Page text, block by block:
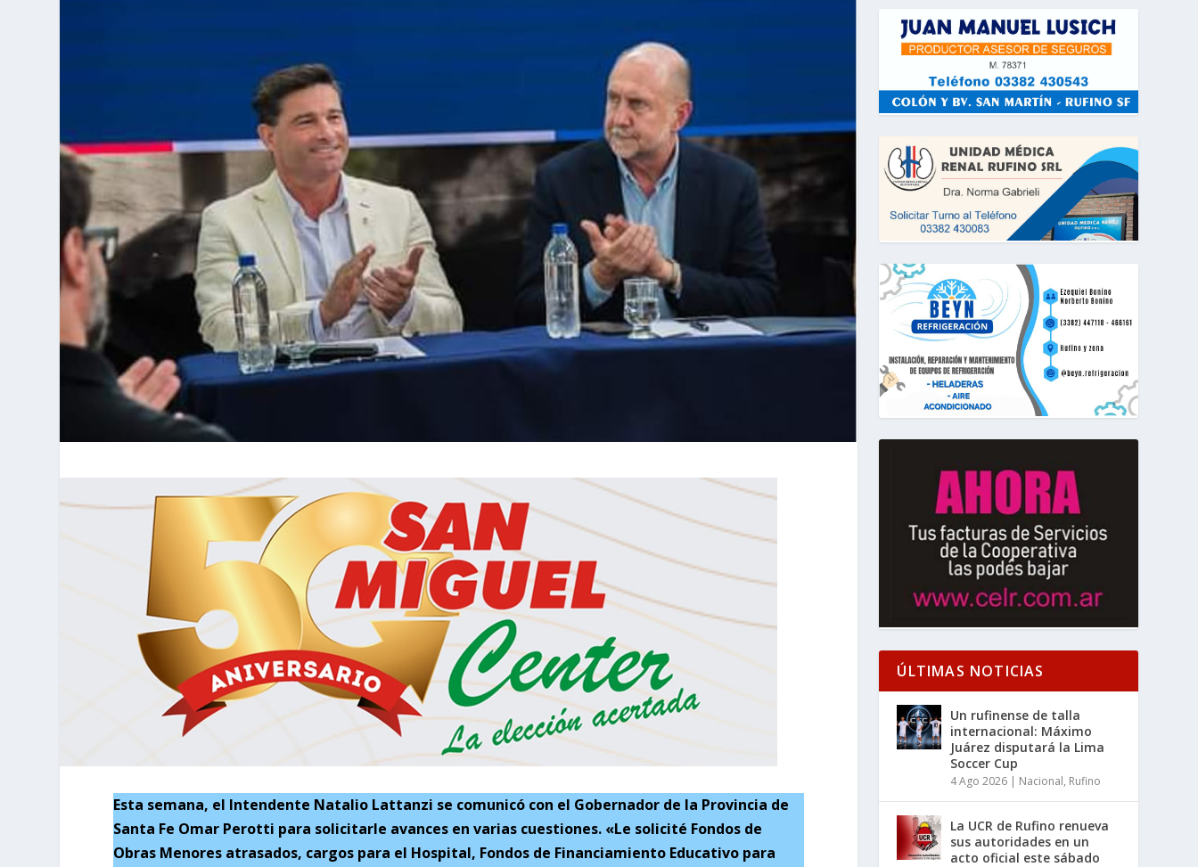
Esta semana, el Intendente Natalio Lattanzi se comunicó con el Gobernador de la Provincia de
Santa Fe Omar Perotti para solicitarle avances en varias cuestiones. «Le solicité Fondos de
Obras Menores atrasados, cargos para el Hospital, Fondos de Financiamiento Educativo para
ÚLTIMAS NOTICIAS
Un rufinense de talla
internacional: Máximo
Juárez disputará la Lima
Soccer Cup
4 Ago 2026 | Nacional, Rufino
La UCR de Rufino renueva
sus autoridades en un
acto oficial este sábado